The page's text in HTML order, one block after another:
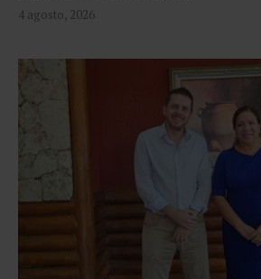
4 agosto, 2026